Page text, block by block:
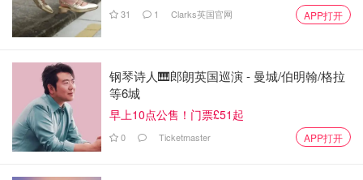
31 1 Clarks英国官网 APP打开
钢琴诗人🎹郎朗英国巡演 - 曼城/伯明翰/格拉
等6城
早上10点公售！门票£51起
0 Ticketmaster APP打开